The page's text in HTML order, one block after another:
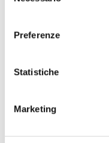
Preferenze
Statistiche
Marketing